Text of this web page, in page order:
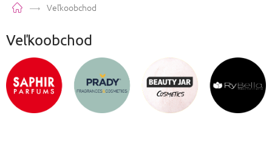
DomovVeľkoobchod
Veľkoobchod